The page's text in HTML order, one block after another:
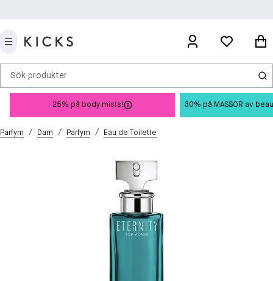
Sök produkter
25% på body mists! 30% på MASSOR av
Parfym / Dam / Parfym / Eau de Toilette